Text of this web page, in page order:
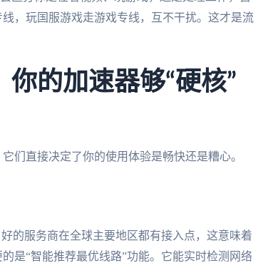
，玩国服游戏走游戏专线，互不干扰。这才是流
的加速器够“硬核”
们直接决定了你的使用体验是畅快还是糟心。
的服务商在全球主要地区都有接入点，这意味着
是“智能推荐最优线路”功能。它能实时检测网络